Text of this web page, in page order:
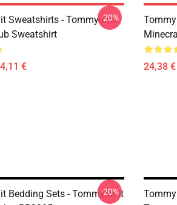
Sweatshirts - Tommyinnit
Sweatshirt
€
-20%
24,38
Bedding Sets - Tommyinnit
-20%